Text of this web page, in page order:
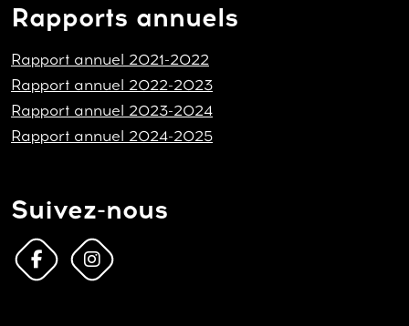
Rapports annuels
Rapport annuel 2021-2022
Rapport annuel 2022-2023
Rapport annuel 2023-2024
Rapport annuel 2024-2025
Suivez-nous